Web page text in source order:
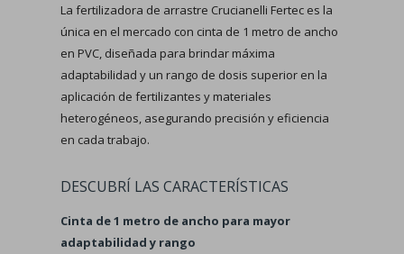
La fertilizadora de arrastre Crucianelli Fertec es la
única en el mercado con cinta de 1 metro de ancho
en PVC, diseñada para brindar máxima
adaptabilidad y un rango de dosis superior en la
aplicación de fertilizantes y materiales
heterogéneos, asegurando precisión y eficiencia
en cada trabajo.
DESCUBRÍ LAS CARACTERÍSTICAS
Cinta de 1 metro de ancho para mayor
adaptabilidad y rango